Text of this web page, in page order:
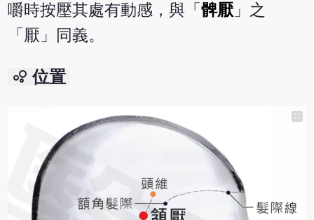
嚼時按壓其處有動感，與「髀厭 」之
「厭」同義。
bubble_chart 位置